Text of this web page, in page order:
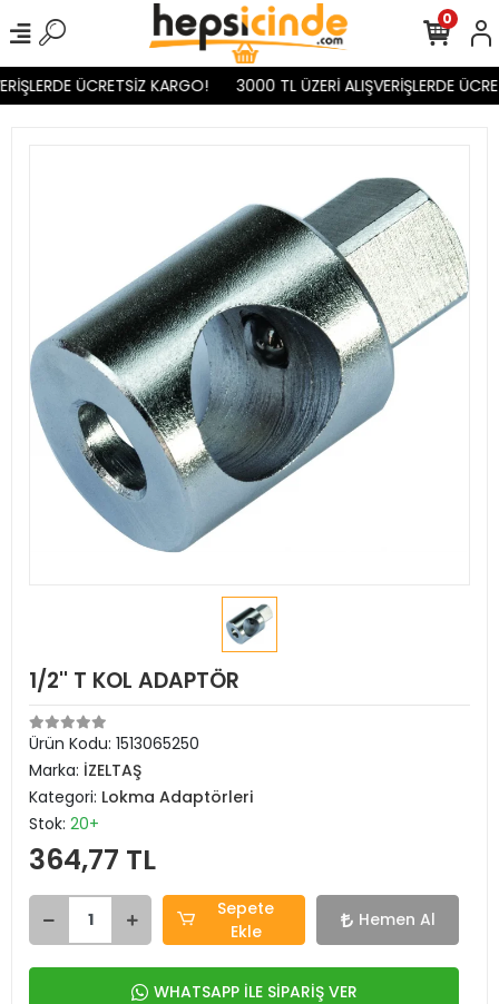
ÜCRETSİZ KARGO! 3000 TL ÜZERİ ALIŞVERİŞLERDE
0
1/2'' T KOL ADAPTÖR
Ürün Kodu: 1513065250
Marka: İZELTAŞ
Kategori: Lokma Adaptörleri
Stok: 20+
364,77 TL
Sepete
Ekle
Hemen Al
WHATSAPP İLE SİPARİŞ VER